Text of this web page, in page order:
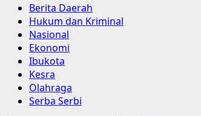
Primary
Menu
Berita Daerah
Hukum dan Kriminal
Nasional
Ekonomi
Ibukota
Kesra
Olahraga
Serba Serbi